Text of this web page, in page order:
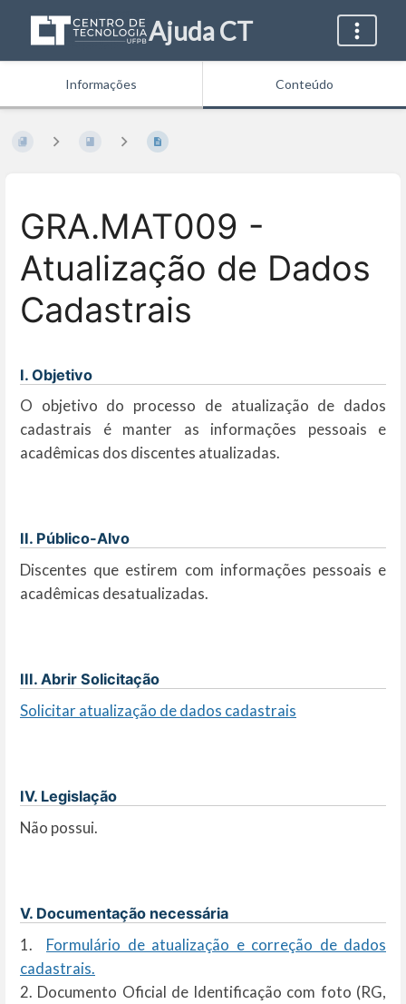
Ajuda CT
Informações Conteúdo
GRA.MAT009 -
Atualização de Dados
Cadastrais
I. Objetivo
O objetivo do processo de atualização de dados
cadastrais é manter as informações pessoais e
acadêmicas dos discentes atualizadas.
II. Público-Alvo
Discentes que estirem com informações pessoais e
acadêmicas desatualizadas.
III. Abrir Solicitação
Solicitar atualização de dados cadastrais
IV. Legislação
Não possui.
V. Documentação necessária
1. Formulário de atualização e correção de dados
cadastrais.
2. Documento Oficial de Identificação com foto (RG,